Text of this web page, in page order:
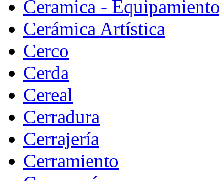
Ceramica -
Cerámica Artística
Cerco
Cerda
Cereal
Cerradura
Cerrajería
Cerramiento